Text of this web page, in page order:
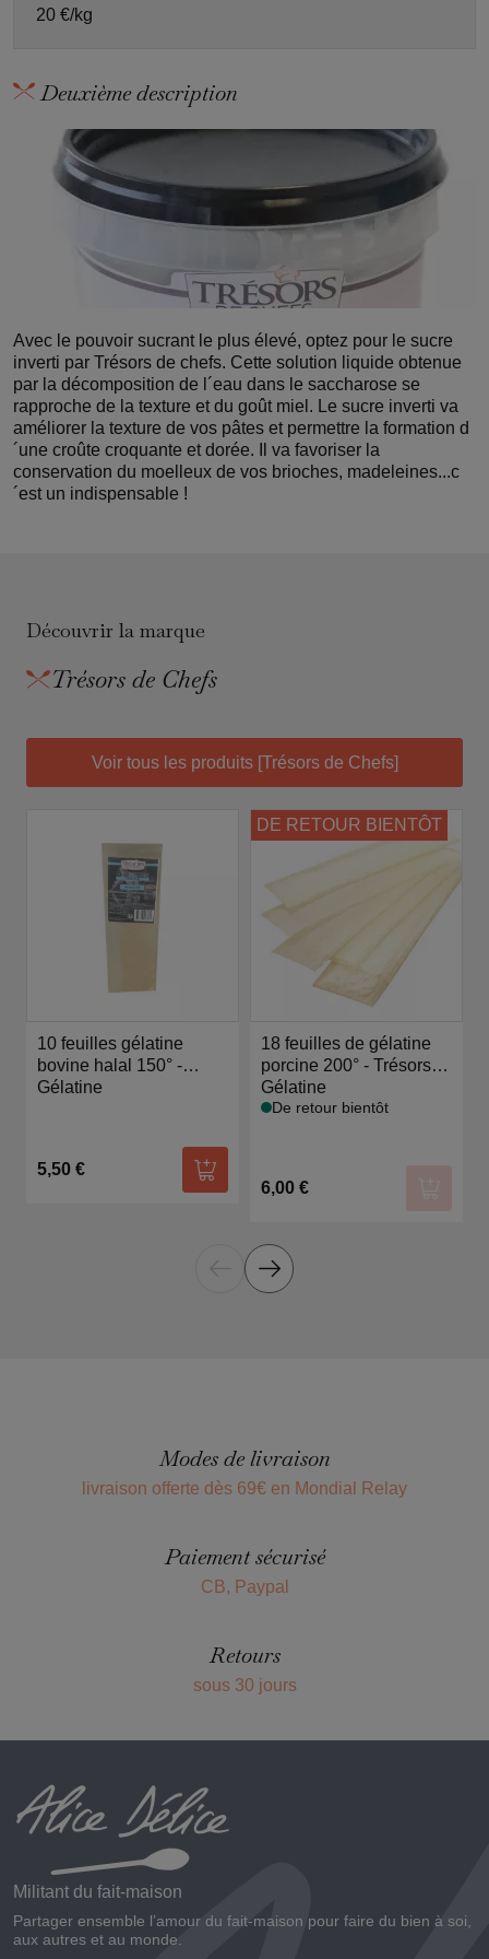
20 €/kg
Deuxième description
Avec le pouvoir sucrant le plus élevé, optez pour le sucre
inverti par Trésors de chefs. Cette solution liquide obtenue
par la décomposition de l´eau dans le saccharose se
rapproche de la texture et du goût miel. Le sucre inverti va
améliorer la texture de vos pâtes et permettre la formation d
´une croûte croquante et dorée. Il va favoriser la
conservation du moelleux de vos brioches, madeleines...c
´est un indispensable !
Découvrir la marque
Trésors de Chefs
Voir tous les produits [Trésors de Chefs]
10 feuilles gélatine
bovine halal 150° -
Trésors de Chefs
Gélatine
5,50 €
Ajouter au panier
DE RETOUR BIENTÔT
18 feuilles de gélatine
porcine 200° - Trésors
de Chefs
Gélatine
De retour bientôt
6,00 €
Modes de livraison
livraison offerte dès 69€ en Mondial Relay
Paiement sécurisé
CB, Paypal
Retours
sous 30 jours
Militant du fait-maison
Partager ensemble l’amour du fait-maison pour faire du bien à soi,
aux autres et au monde.